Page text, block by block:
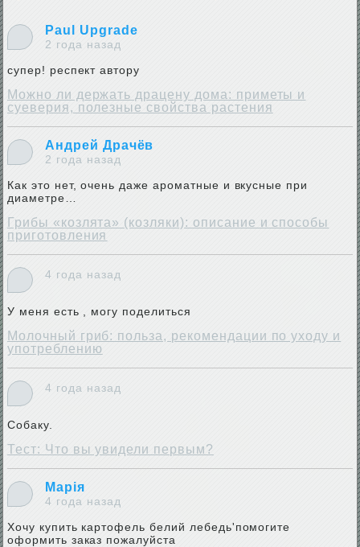
Paul Upgrade
2 года назад
супер! респект автору
Можно ли держать драцену дома: приметы и
суеверия, полезные свойства растения
Андрей Драчёв
2 года назад
Как это нет, очень даже ароматные и вкусные при
диаметре…
Грибы «козлята» (козляки): описание и способы
приготовления
4 года назад
У меня есть , могу поделиться
Молочный гриб: польза, рекомендации по уходу и
употреблению
4 года назад
Собаку.
Тест: Что вы увидели первым?
Марія
4 года назад
Хочу купить картофель белий лебедь'помогите
оформить заказ пожалуйста